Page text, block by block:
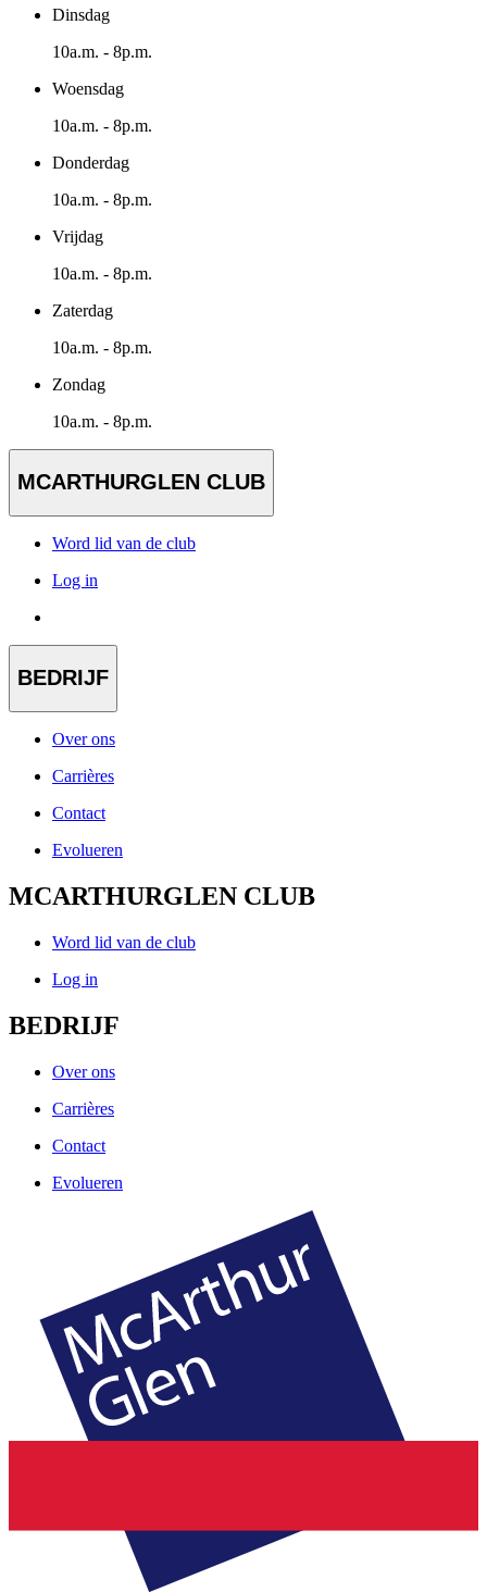
Dinsdag
10a.m. - 8p.m.
Woensdag
10a.m. - 8p.m.
Donderdag
10a.m. - 8p.m.
Vrijdag
10a.m. - 8p.m.
Zaterdag
10a.m. - 8p.m.
Zondag
10a.m. - 8p.m.
MCARTHURGLEN CLUB
Word lid van de club
Log in
BEDRIJF
Over ons
Carrières
Contact
Evolueren
MCARTHURGLEN CLUB
Word lid van de club
Log in
BEDRIJF
Over ons
Carrières
Contact
Evolueren